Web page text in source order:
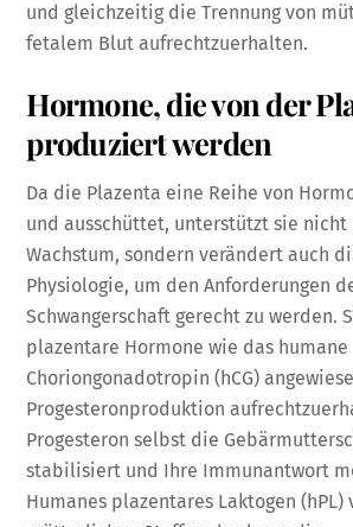
und gleichzeitig die Trennung von
fetalem Blut aufrechtzuerhalten.
Hormone, die von der
produziert werden
Da die Plazenta eine Reihe von
und ausschüttet, unterstützt sie nicht
Wachstum, sondern verändert auch
Physiologie, um den Anforderungen
Schwangerschaft gerecht zu werden.
plazentare Hormone wie das humane
Choriongonadotropin (hCG)
Progesteronproduktion
Progesteron selbst die
stabilisiert und Ihre Immunantwort
Humanes plazentares Laktogen